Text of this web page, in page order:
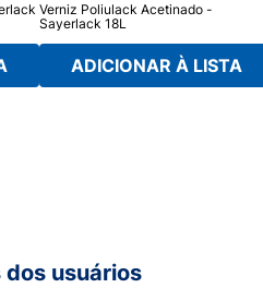
Verniz Poliulack Acetinado -
Sayerlack 18L
ADICIONAR À LISTA
dos usuários